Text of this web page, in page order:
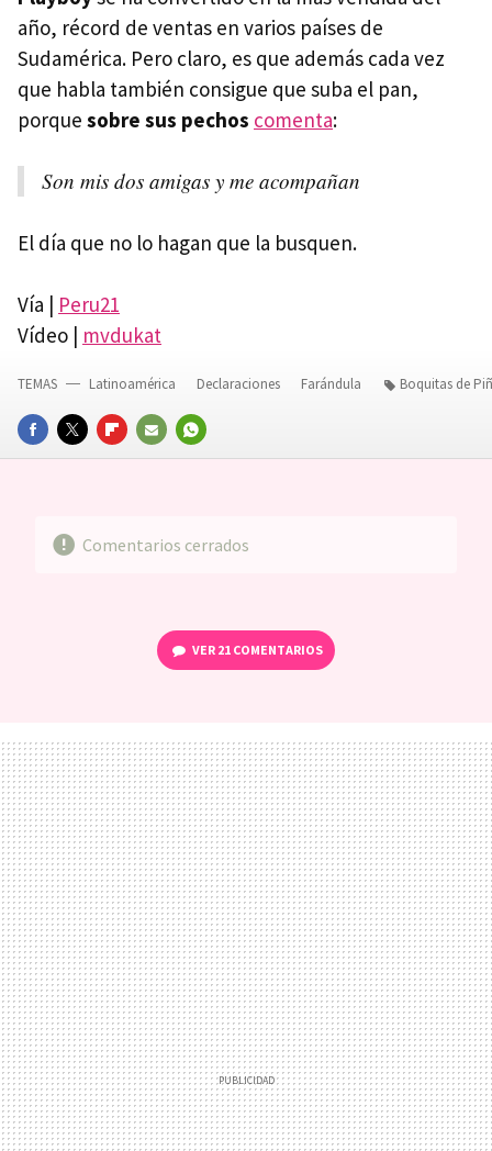
año, récord de ventas en varios países de
Sudamérica. Pero claro, es que además cada vez
que habla también consigue que suba el pan,
porque sobre sus pechos comenta:
Son mis dos amigas y me acompañan
El día que no lo hagan que la busquen.
Vía | Peru21
Vídeo | mvdukat
FACEBOOKTWITTERFLIPBOARD
E-
WHATSAPP
TEMAS Latinoamérica Declaraciones Farándula Boquitas de
Comentarios cerrados
VER 21 COMENTARIOS